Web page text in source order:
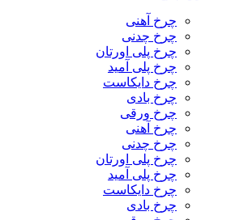
چرخ آهنی
چرخ چدنی
چرخ پلی اورتان
چرخ پلی آمید
چرخ دایکاست
چرخ بادی
چرخ ورقی
چرخ آهنی
چرخ چدنی
چرخ پلی اورتان
چرخ پلی آمید
چرخ دایکاست
چرخ بادی